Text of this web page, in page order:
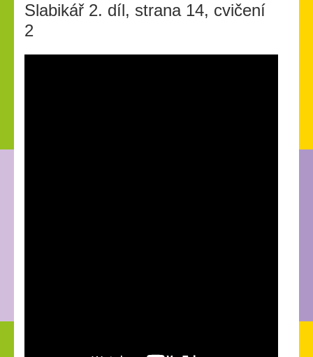
Slabikář 2. díl, strana 14, cvičení
2